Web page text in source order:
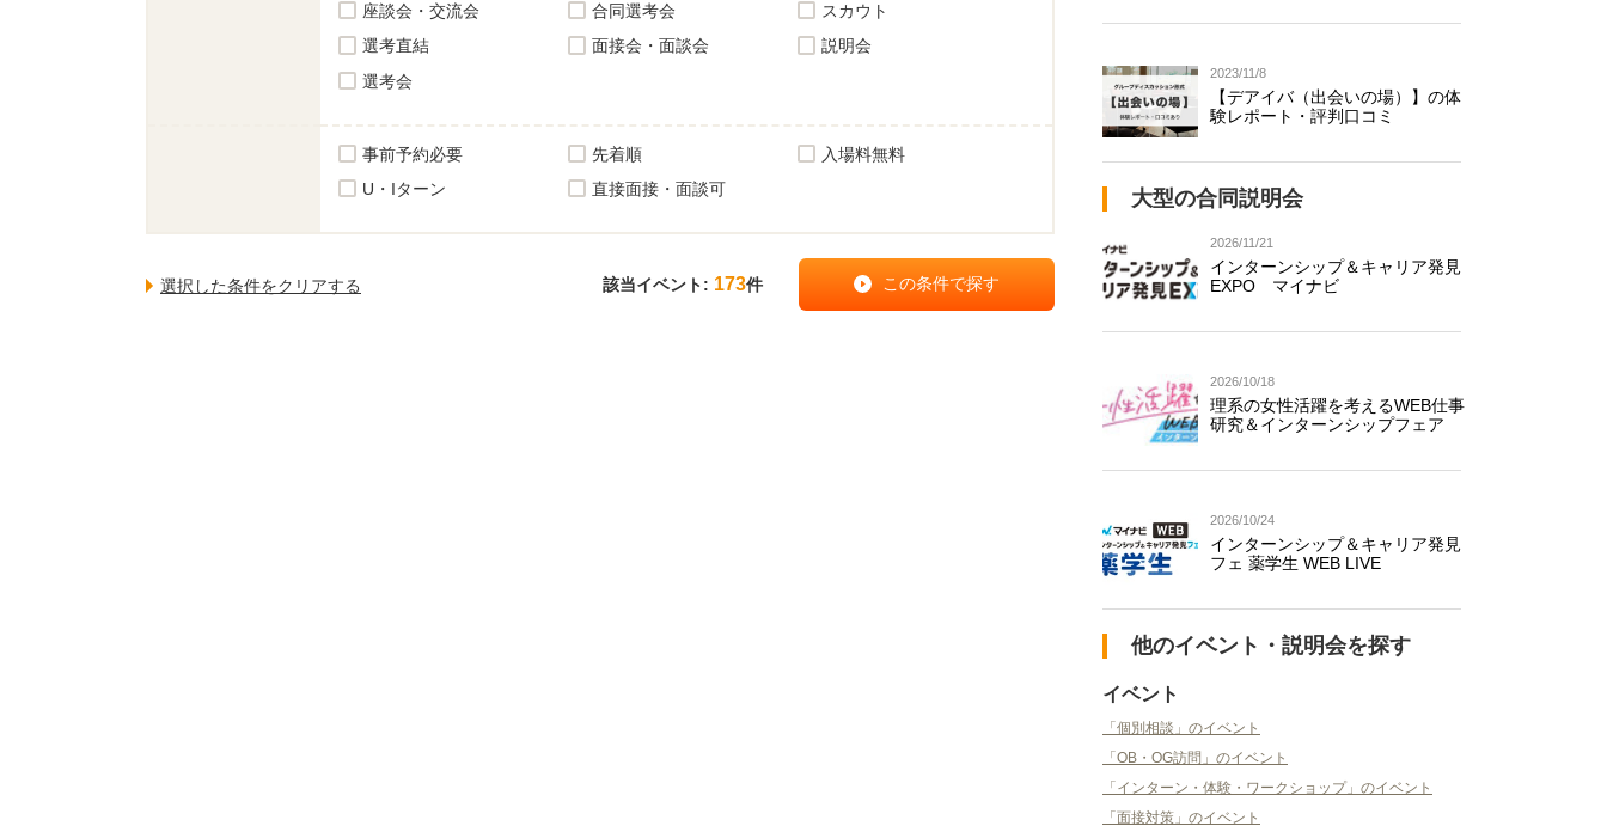
座談会・交流会
合同選考会
スカウト
選考直結
面接会・面談会
説明会
選考会
事前予約必要 先着順
入場料無料
U・Iターン
直接面接・面談可
該当イベント: 173件
2023/11/8
【デアイバ（出会いの場）】の体
験レポート・評判口コミ
大型の合同説明会
2026/11/21
インターンシップ＆キャリア発見
EXPO マイナビ
2026/10/18
理系の女性活躍を考えるWEB仕事
研究＆インターンシップフェア
2026/10/24
インターンシップ＆キャリア発見
フェ 薬学生 WEB LIVE
他のイベント・説明会を探す
イベント
「個別相談」のイベント
「OB・OG訪問」のイベント
「インターン・体験・ワークショップ」のイベント
「面接対策」のイベント